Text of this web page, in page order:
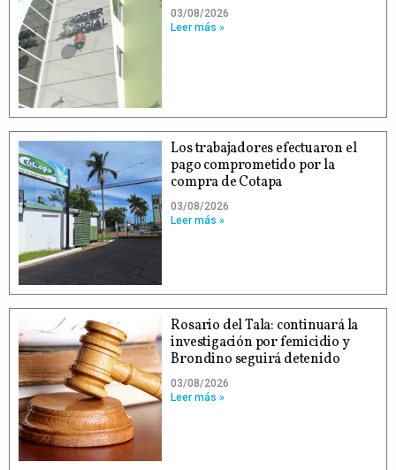
03/08/2026
Leer más »
Los trabajadores efectuaron el
pago comprometido por la
compra de Cotapa
03/08/2026
Leer más »
Rosario del Tala: continuará la
investigación por femicidio y
Brondino seguirá detenido
03/08/2026
Leer más »